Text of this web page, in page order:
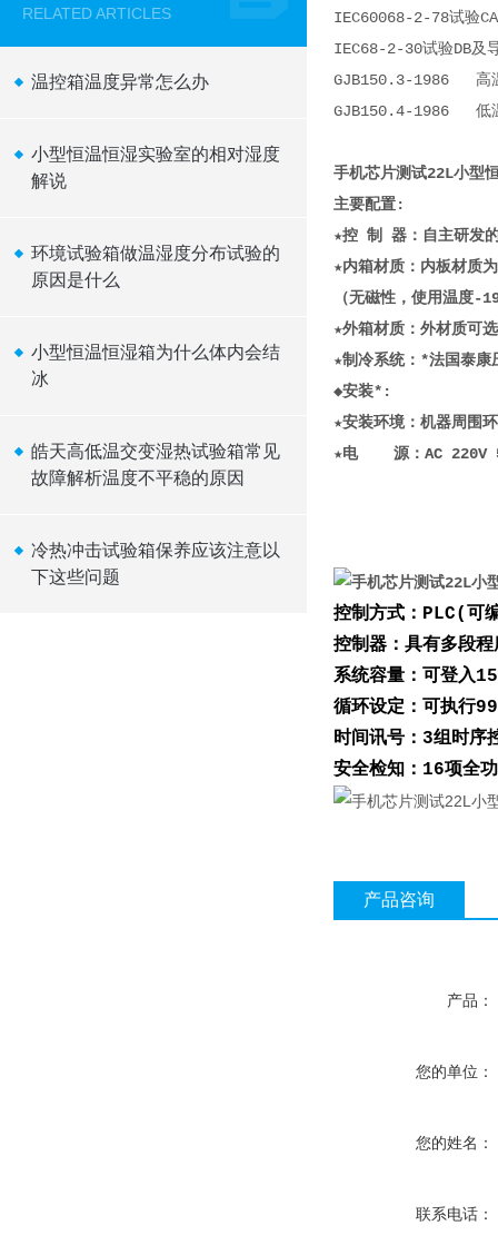
RELATED ARTICLES
温控箱温度异常怎么办
小型恒温恒湿实验室的相对湿度
解说
环境试验箱做温湿度分布试验的
原因是什么
​小型恒温恒湿箱为什么体内会结
冰
皓天高低温交变湿热试验箱常见
故障解析温度不平稳的原因
冷热冲击试验箱保养应该注意以
下这些问题
IEC60068-2-78试验
IEC68-2-30试验DB
GJB150.3-1986 高
GJB150.4-1986 低
手机芯片测试22L小型
主要配置:
★控 制 器：自主研发
★内箱材质：内板材质
（无磁性，使用温度-
★外箱材质：外材质可
★制冷系统：*法国泰
◆安装*:
★安装环境：机器周围
★电 源：AC
控制方式：PLC(可
控制器：具有多段
系统容量：可登入
循环设定：可执行
时间讯号：3组时序
安全检知：16项全
产品咨询
产品：
您的单位：
您的姓名：
联系电话：